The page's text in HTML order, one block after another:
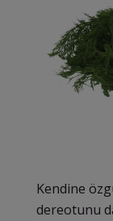
Kendine
dereotunu